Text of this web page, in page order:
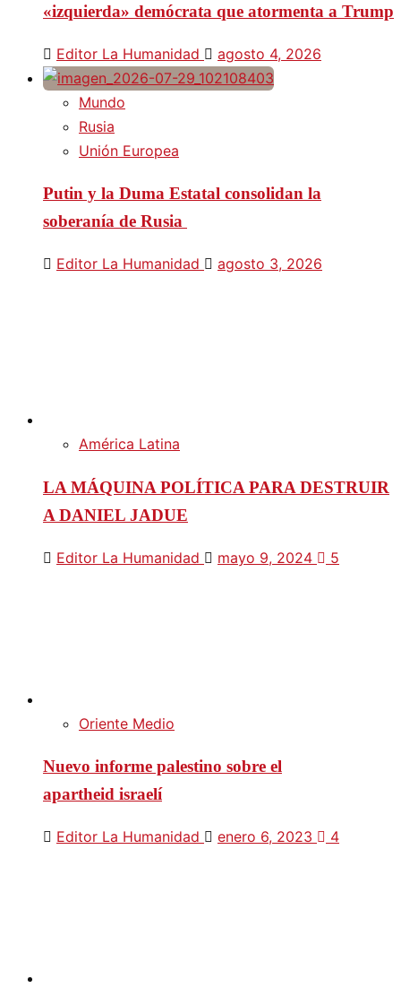
«izquierda» demócrata que atormenta a Trump
Editor La Humanidad agosto 4, 2026
Mundo
Rusia
Unión Europea
Putin y la Duma Estatal consolidan la
soberanía de Rusia
Editor La Humanidad agosto 3, 2026
América Latina
LA MÁQUINA POLÍTICA PARA DESTRUIR
A DANIEL JADUE
Editor La Humanidad mayo 9, 2024 5
Oriente Medio
Nuevo informe palestino sobre el
apartheid israelí
Editor La Humanidad enero 6, 2023 4